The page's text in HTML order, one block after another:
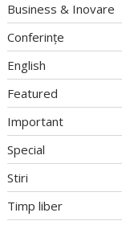
Business & Inovare
Conferințe
English
Featured
Important
Special
Stiri
Timp liber